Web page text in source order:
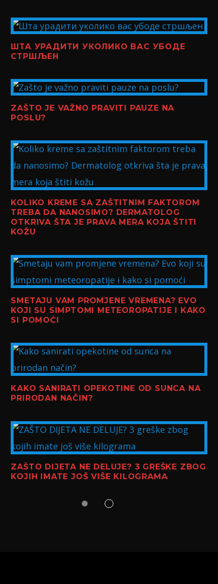
ШТА УРАДИТИ УКОЛИКО ВАС УБОДЕ
СТРШЉЕН
ZAŠTO JE VAŽNO PRAVITI PAUZE NA
POSLU?
KOLIKO KREME SA ZAŠTITNIM FAKTOROM
TREBA DA NANOSIMO? DERMATOLOG
OTKRIVA ŠTA JE PRAVA MERA KOJA ŠTITI
KOŽU
SMETAJU VAM PROMJENE VREMENA? EVO
KOJI SU SIMPTOMI METEOROPATIJE I KAKO
SI POMOĆI
KAKO SANIRATI OPEKOTINE OD SUNCA NA
PRIRODAN NAČIN?
ZAŠTO DIJETA NE DELUJE? 3 GREŠKE ZBOG
KOJIH IMATE JOŠ VIŠE KILOGRAMA